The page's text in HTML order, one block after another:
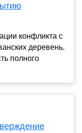
конфликта с
деревень.
полного